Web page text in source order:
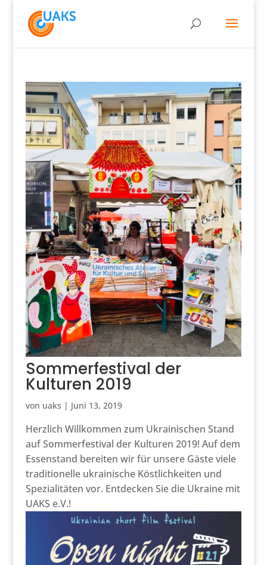
Sommerfestival der
Kulturen 2019
von uaks | Juni 13, 2019
Herzlich Willkommen zum Ukrainischen Stand
auf Sommerfestival der Kulturen 2019! Auf dem
Essenstand bereiten wir für unsere Gäste viele
traditionelle ukrainische Köstlichkeiten und
Spezialitäten vor. Entdecken Sie die Ukraine mit
UAKS e.V.!